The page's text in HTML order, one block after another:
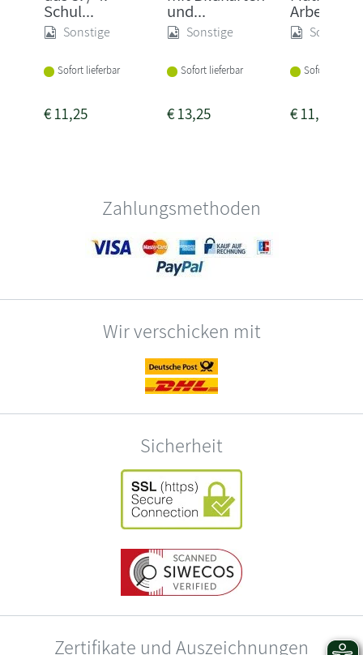
Schul...
Sonstige
Sofort lieferbar
€11,25
und...
Sonstige
Sofort lieferbar
€13,25
Sonstige
Sofort
€11,25
Zahlungsmethoden
Wir verschicken mit
Sicherheit
Zertifikate und Auszeichnungen